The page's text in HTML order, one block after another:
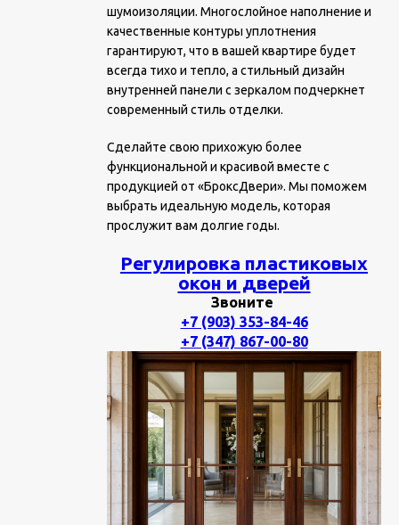
шумоизоляции. Многослойное наполнение и
качественные контуры уплотнения
гарантируют, что в вашей квартире будет
всегда тихо и тепло, а стильный дизайн
внутренней панели с зеркалом подчеркнет
современный стиль отделки.
Сделайте свою прихожую более
функциональной и красивой вместе с
продукцией от «БроксДвери». Мы поможем
выбрать идеальную модель, которая
прослужит вам долгие годы.
Регулировка пластиковых
окон и дверей
Звоните
+7 (903) 353-84-46
+7 (347) 867-00-80